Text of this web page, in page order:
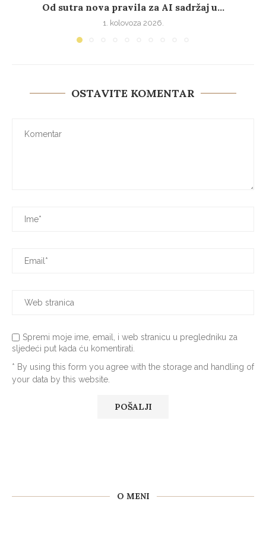
Od sutra nova pravila za AI sadržaj u...
1. kolovoza 2026.
OSTAVITE KOMENTAR
Spremi moje ime, email, i web stranicu u pregledniku za
sljedeći put kada ću komentirati.
* By using this form you agree with the storage and handling of
your data by this website.
O MENI